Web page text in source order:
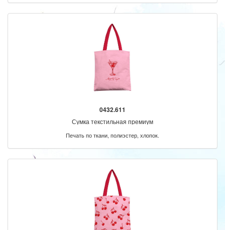
0432.611
Сумка текстильная премиум
Печать по ткани, полиэстер, хлопок.